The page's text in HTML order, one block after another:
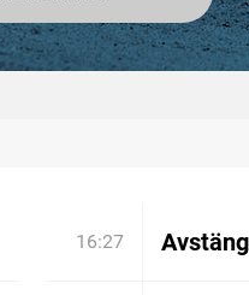
16:27